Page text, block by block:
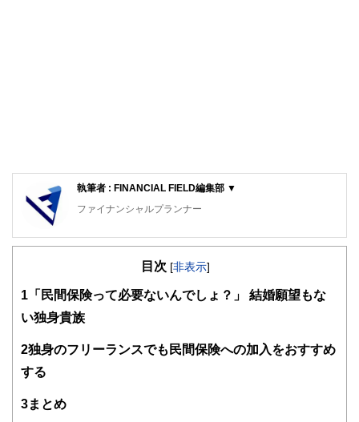
執筆者 : FINANCIAL FIELD編集部 ▼
ファイナンシャルプランナー
FinancialField編集部は、金融、経済に関する記事を、日々
知識がない方でも理解できるようわかりやすく発信していま
得者を中心に「お金や暮らし」に関する書籍・雑誌の編集経
関わることで、読者目線のコンテンツを追求しています。
目次 [非表示]
1
「民間保険って必要ないんでしょ？」 結婚願望もな
い独身貴族
2独身のフリーランスでも民間保険への加入をおすすめ
する
3まとめ